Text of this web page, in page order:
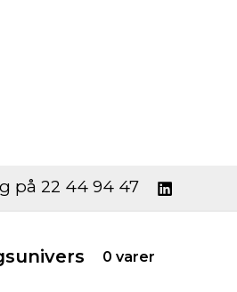
på 22 44 94 47
0 varer